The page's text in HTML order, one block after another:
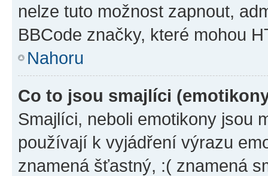
nelze tuto možnost zapnout,
BBCode značky, které mohou
Nahoru
Co to jsou smajlíci
Smajlíci, neboli emotikony jsou
používají k vyjádření výrazu
znamená šťastný, :( znamená